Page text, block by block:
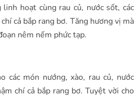
linh hoạt cùng rau củ, nước sốt, các
cả bắp rang bơ. Tăng hương vị mà
nêm nếm phức tạp.
các món nướng, xào, rau củ, nước
chí cả bắp rang bơ. Tuyệt vời cho